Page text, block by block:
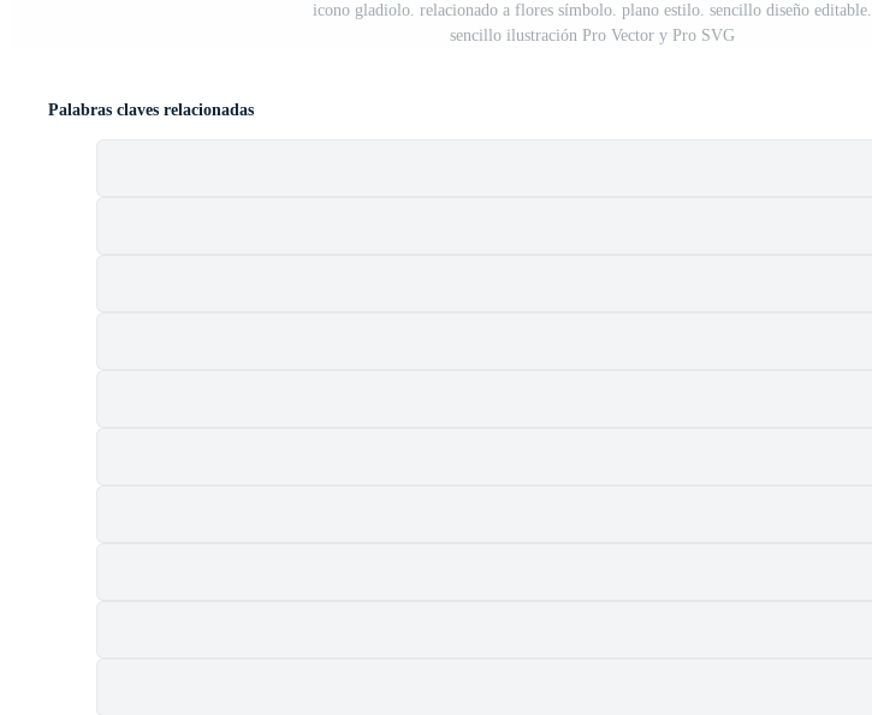
icono gladiolo. relacionado a flores símbolo. plano estilo. sencillo diseño editable.
sencillo ilustración Pro Vector y Pro SVG
Palabras claves relacionadas